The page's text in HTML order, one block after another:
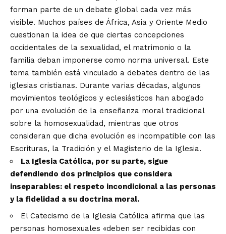
forman parte de un debate global cada vez más
visible. Muchos países de África, Asia y Oriente Medio
cuestionan la idea de que ciertas concepciones
occidentales de la sexualidad, el matrimonio o la
familia deban imponerse como norma universal. Este
tema también está vinculado a debates dentro de las
iglesias cristianas. Durante varias décadas, algunos
movimientos teológicos y eclesiásticos han abogado
por una evolución de la enseñanza moral tradicional
sobre la homosexualidad, mientras que otros
consideran que dicha evolución es incompatible con las
Escrituras, la Tradición y el Magisterio de la Iglesia.
La Iglesia Católica, por su parte, sigue
defendiendo dos principios que considera
inseparables: el respeto incondicional a las personas
y la fidelidad a su doctrina moral.
El Catecismo de la Iglesia Católica afirma que las
personas homosexuales «deben ser recibidas con